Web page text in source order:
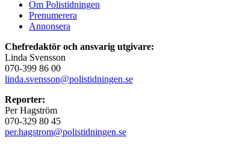
Om Polistidningen
Prenumerera
Annonsera
Chefredaktör och ansvarig utgivare:
Linda Svensson
070-399 86 00
linda.svensson@polistidningen.se
Reporter:
Per Hagström
070-329 80 45
per.hagstrom@polistidningen.se